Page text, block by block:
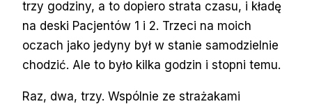
trzy godziny, a to dopiero strata czasu, i kładę
na deski Pacjentów 1 i 2. Trzeci na moich
oczach jako jedyny był w stanie samodzielnie
chodzić. Ale to było kilka godzin i stopni temu.
Raz, dwa, trzy. Wspólnie ze strażakami